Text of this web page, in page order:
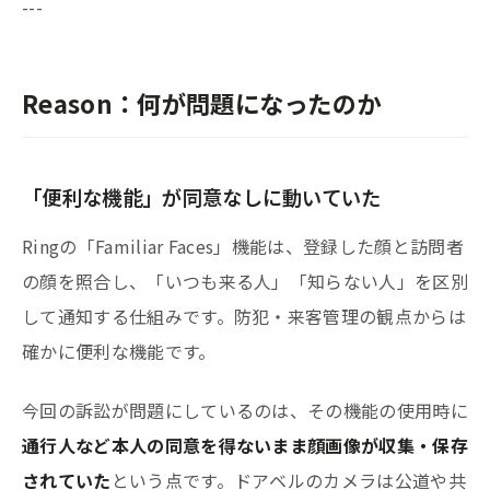
---
Reason：何が問題になったのか
「便利な機能」が同意なしに動いていた
Ringの「Familiar Faces」機能は、登録した顔と訪問者
の顔を照合し、「いつも来る人」「知らない人」を区別
して通知する仕組みです。防犯・来客管理の観点からは
確かに便利な機能です。
今回の訴訟が問題にしているのは、その機能の使用時に
通行人など本人の同意を得ないまま顔画像が収集・保存
されていた という点です。ドアベルのカメラは公道や共